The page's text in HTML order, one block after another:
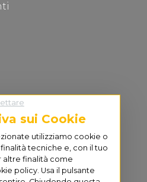
sui Cookie
utilizziamo cookie o
tecniche e, con il tuo
altre finalità come
policy. Usa il pulsante